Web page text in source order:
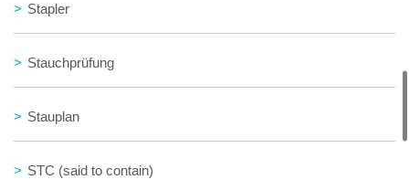
> Stapler
> Stauchprüfung
> Stauplan
> STC (said to contain)